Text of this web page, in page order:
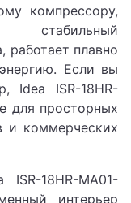
компрессору,
стабильный
работает плавно
Если вы
Idea ISR-18HR-
для просторных
и коммерческих
18HR-MA01-
интерьер